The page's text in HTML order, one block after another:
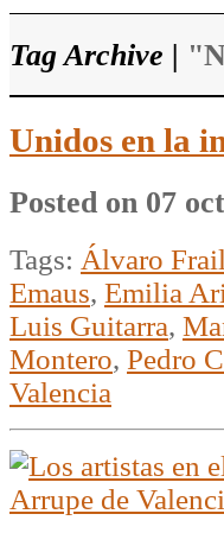
Tag Archive |
Unidos en la
Posted on 07
Tags: Álvaro
Emaus, Emilia
Luis Guitarra,
Montero, Pedro
Valencia